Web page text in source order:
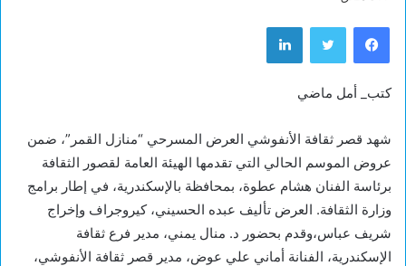
فيسبوك تويتر لينكدإن
كتب_ أمل ماضي
شهد قصر ثقافة الأنفوشي العرض المسرحي “منازل القمر”، ضمن
عروض الموسم الحالي التي تقدمها الهيئة العامة لقصور الثقافة
برئاسة الفنان هشام عطوة، بمحافظة بالإسكندرية، في إطار برامج
وزارة الثقافة. العرض تأليف عبده الحسيني، كيروجراف وإخراج
شريف عباس،وقدم بحضور د. منال يمني، مدير فرع ثقافة
الإسكندرية، الفنانة أماني علي عوض، مدير قصر ثقافة الأنفوشي،